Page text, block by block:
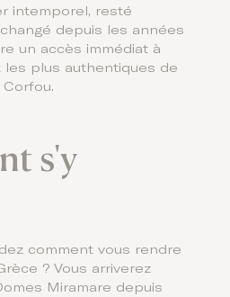
intemporel, resté
depuis les années
un accès immédiat à
les plus authentiques de
Corfou.
s'y
comment vous rendre
? Vous arriverez
Miramare depuis